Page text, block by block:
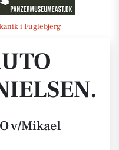
i Fuglebjerg
v/Mikael